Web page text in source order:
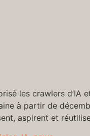
les crawlers d’IA
à partir de
aspirent et